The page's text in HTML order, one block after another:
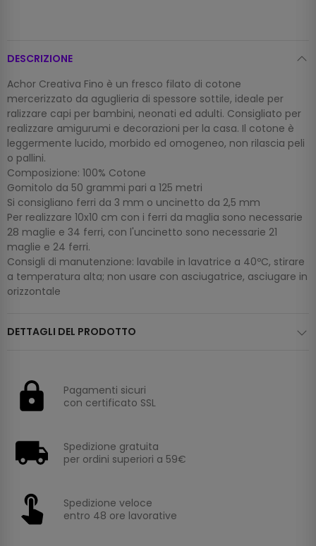
DESCRIZIONE
Achor Creativa Fino è un fresco filato di cotone
mercerizzato da aguglieria di spessore sottile, ideale per
ralizzare capi per bambini, neonati ed adulti. Consigliato per
realizzare amigurumi e decorazioni per la casa. Il cotone è
leggermente lucido, morbido ed omogeneo, non rilascia peli
o pallini.
Composizione: 100% Cotone
Gomitolo da 50 grammi pari a 125 metri
Si consigliano ferri da 3 mm o uncinetto da 2,5 mm
Per realizzare 10x10 cm con i ferri da maglia sono necessarie
28 maglie e 34 ferri, con l'uncinetto sono necessarie 21
maglie e 24 ferri.
Consigli di manutenzione: lavabile in lavatrice a 40ºC, stirare
a temperatura alta; non usare con asciugatrice, asciugare in
orizzontale
DETTAGLI DEL PRODOTTO
Pagamenti sicuri
con certificato SSL
Spedizione gratuita
per ordini superiori a 59€
Spedizione veloce
entro 48 ore lavorative